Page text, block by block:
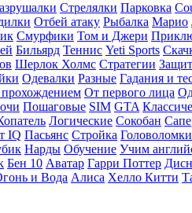
Стрелялки Парковка
Отбей атаку Рыбалка Марио
Смурфики Том и Джери
Бильярд Теннис Yeti Sports
Шерлок Холмс Стратегии
Одевалки Разные Гадания и
От первого лица
Пошаговые SIM GTA
Логические Сокобан
IQ Пасьянс Стройка Головоломки
Нарды Обучение Учим
Бен 10 Аватар Гарри Поттер
и Вода Алиса Хелло Китти